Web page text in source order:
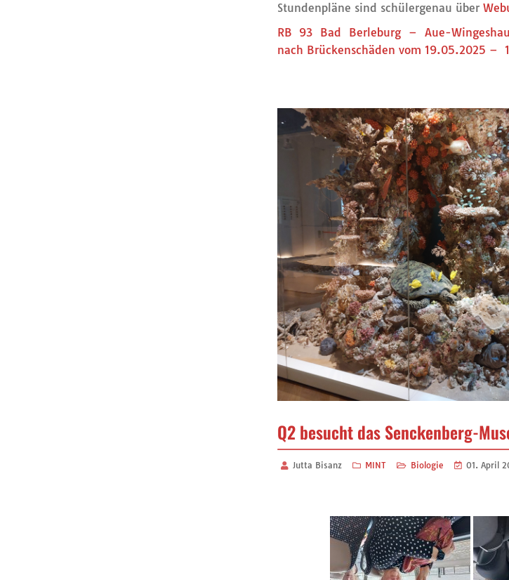
Stundenpläne sind schülergenau über
RB 93 Bad Berleburg – Aue-
nach Brückenschäden vom 19.05.2025 –
Q2 besucht das Senckenberg-
Jutta Bisanz MINT Biologie 01. April